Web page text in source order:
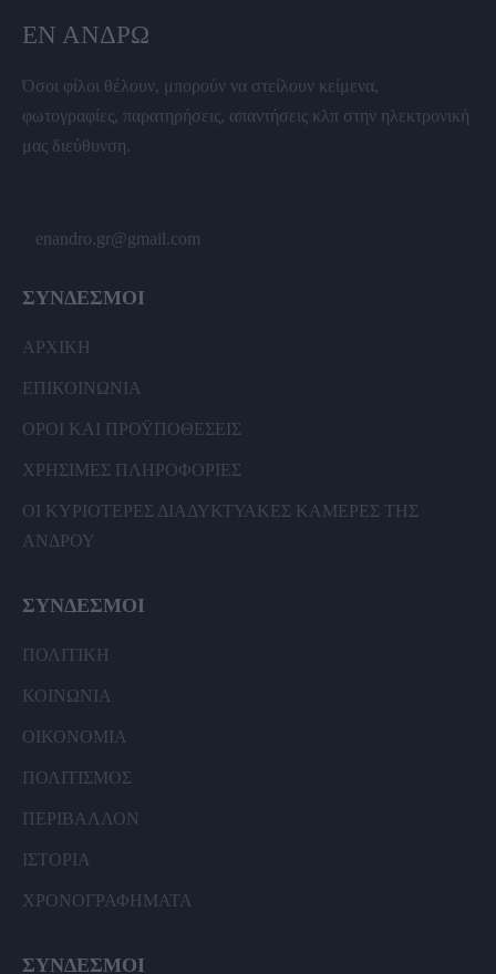
ΕΝ ΆΝΔΡΩ
Όσοι φίλοι θέλουν, μπορούν να στείλουν κείμενα,
φωτογραφίες, παρατηρήσεις, απαντήσεις κλπ στην ηλεκτρονική
μας διεύθυνση.
enandro.gr@gmail.com
ΣΥΝΔΕΣΜΟΙ
ΑΡΧΙΚΗ
ΕΠΙΚΟΙΝΩΝΙΑ
ΟΡΟΙ ΚΑΙ ΠΡΟΫΠΟΘΕΣΕΙΣ
ΧΡΗΣΙΜΕΣ ΠΛΗΡΟΦΟΡΙΕΣ
ΟΙ ΚΥΡΙΟΤΕΡΕΣ ΔΙΑΔΥΚΤΥΑΚΕΣ ΚΑΜΕΡΕΣ ΤΗΣ
ΑΝΔΡΟΥ
ΣΥΝΔΕΣΜΟΙ
ΠΟΛΙΤΙΚΗ
ΚΟΙΝΩΝΙΑ
ΟΙΚΟΝΟΜΙΑ
ΠΟΛΙΤΙΣΜΟΣ
ΠΕΡΙΒΑΛΛΟΝ
ΙΣΤΟΡΙΑ
ΧΡΟΝΟΓΡΑΦΗΜΑΤΑ
ΣΥΝΔΕΣΜΟΙ